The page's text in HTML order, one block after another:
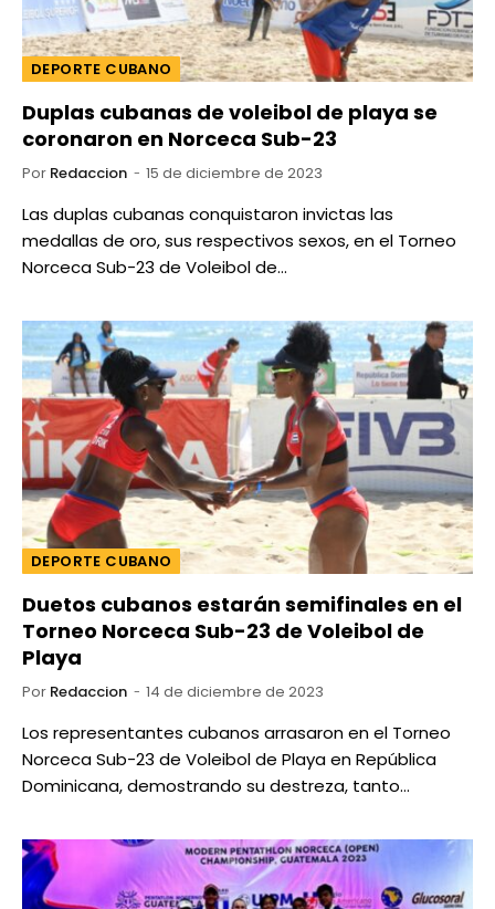
DEPORTE CUBANO
Duplas cubanas de voleibol de playa se
coronaron en Norceca Sub-23
Por Redaccion 15 de diciembre de 2023
Las duplas cubanas conquistaron invictas las
medallas de oro, sus respectivos sexos, en el Torneo
Norceca Sub-23 de Voleibol de…
DEPORTE CUBANO
Duetos cubanos estarán semifinales en el
Torneo Norceca Sub-23 de Voleibol de
Playa
Por Redaccion 14 de diciembre de 2023
Los representantes cubanos arrasaron en el Torneo
Norceca Sub-23 de Voleibol de Playa en República
Dominicana, demostrando su destreza, tanto…